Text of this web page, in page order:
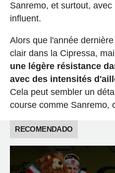
Sanremo, et surtout,
influent.
Alors que l'année
clair dans la Cipressa,
une légère résistance
avec des intensités
Cela peut sembler un
course comme Sanremo,
RECOMENDADO